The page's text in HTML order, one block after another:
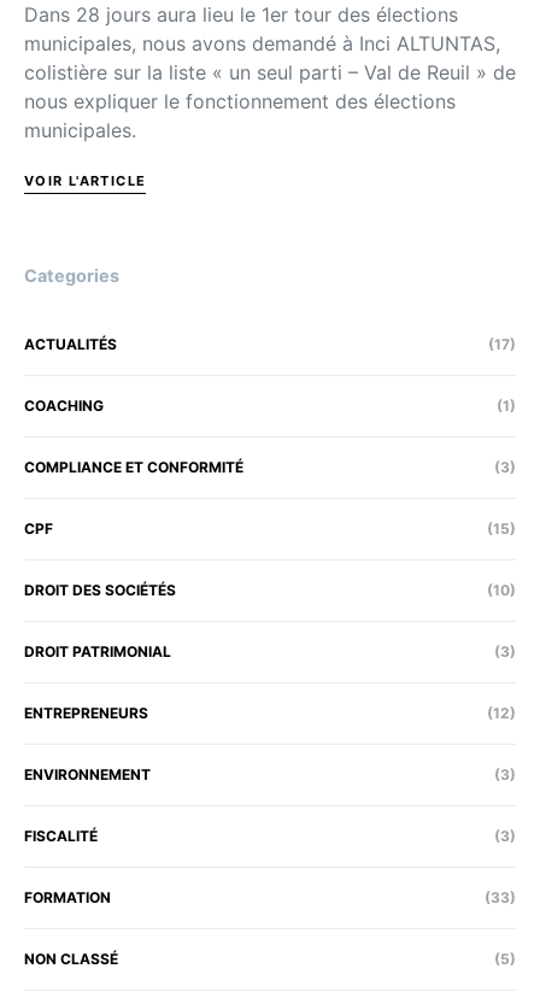
Dans 28 jours aura lieu le 1er tour des élections
municipales, nous avons demandé à Inci ALTUNTAS,
colistière sur la liste « un seul parti – Val de Reuil » de
nous expliquer le fonctionnement des élections
municipales.
VOIR L'ARTICLE
Categories
ACTUALITÉS (17)
COACHING (1)
COMPLIANCE ET CONFORMITÉ (3)
CPF (15)
DROIT DES SOCIÉTÉS (10)
DROIT PATRIMONIAL (3)
ENTREPRENEURS (12)
ENVIRONNEMENT (3)
FISCALITÉ (3)
FORMATION (33)
NON CLASSÉ (5)